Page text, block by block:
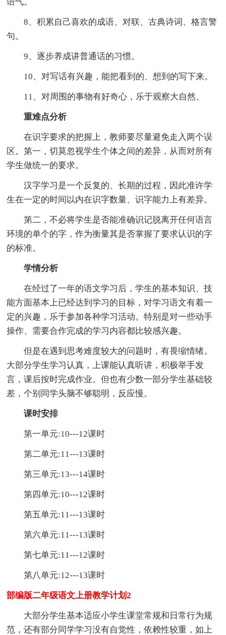
8、积累自己喜欢的成语、对联、古典诗词、格言警
句。
9、逐步养成讲普通话的习惯。
10、对写话有兴趣，能把看到的、想到的写下来。
11、对周围的事物有好奇心，乐于观察大自然、
重难点分析
在识字要求的把握上，教师要尽量避免走入两个误
区。第一，切莫忽视学生个体之间的差异，从而对所有
学生做统一的要求。
汉字学习是一个反复的、长期的过程，因此准许学
生在一定的时间以内在识字数量、识字能力上有差异。
第二，不必将学生是否能准确识记脱离开任何语言
环境的单个的字，作为衡量其是否掌握了要求认识的字
的标准。
学情分析
在经过了一年的语文学习后，学生的基本知识、技
能方面基本上已经达到学习的目标，对学习语文有着一
定的兴趣，乐于参加各种学习活动。特别是对一些动手
操作、需要合作完成的学习内容都比较感兴趣。
但是在遇到思考难度较大的问题时，有畏缩情绪。
大部分学生学习认真，上课能认真听讲，积极举手发
言，课后按时完成作业。但也有少数一部分学生基础较
差，个别同学头脑不够聪明，反应慢。
课时安排
第一单元:10---12课时
第二单元:11---13课时
第三单元:13---14课时
第四单元:10---12课时
第五单元:11---13课时
第六单元:11---13课时
第七单元:11---12课时
第八单元:12---13课时
部编版二年级语文上册教学计划2
大部分学生基本适应小学生课堂常规和日常行为规
范，还有部分同学学习没有自觉性，依赖性较重，如上